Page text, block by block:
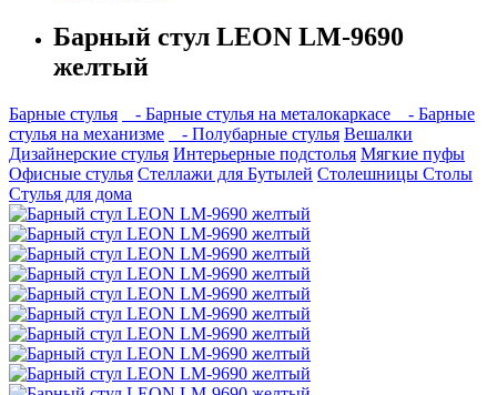
Барный стул LEON LM-9690
желтый
Барные стулья - Барные стулья на металокаркасе
- Барные
стулья на механизме
- Полубарные стулья Вешалки
Дизайнерские стулья Интерьерные подстолья Мягкие пуфы
Офисные стулья Стеллажи для Бутылей Столешницы Столы
Стулья для дома